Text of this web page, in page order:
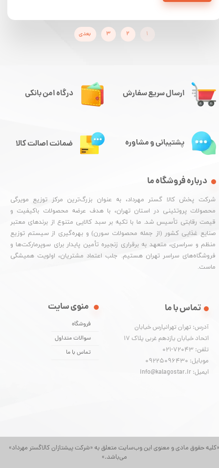
۱ ۲ ۳ بعدی
حقوق مادی و معنوی این وب‌سایت متعلق به «شرکت پیشتازان کالاگستر مهرداد»
می‌باشد.»
ارسال سریع سفارش
درباره فروشگاه ما
شرکت پخش کالا گستر مهرداد، به عنوان بزرگ‌ترین مرکز توزیع مویرگی
محصولات پروتئینی در استان تهران، با هدف عرضه محصولات باکیفیت و
قیمت رقابتی تأسیس شد. ما با تکیه بر سبد کالایی متنوع از برندهای معتبر
صنایع غذایی کشور (از جمله محصولات سورن) و بهره‌گیری از سیستم توزیع
منظم و سراسری، متعهد به برقراری زنجیره تأمین پایدار برای سوپرمارکت‌ها و
فروشگاه‌های سراسر تهران هستیم. جلب اعتماد مشتریان، اولویت همیشگی
ماست.
منوی سایت
فروشگاه
سوالات متداول
تماس با ما
تماس با ما
آدرس: تهران تهرانپارس خیابان
اتحاد خیابان یازدهم غربی پلاک ۱۷
تلفن: 72043-021
موبایل: 09225096430
ایمیل: info@kalagostar.ir
درگاه امن بانکی
پشتیبانی و مشاوره ضمانت اصالت کالا